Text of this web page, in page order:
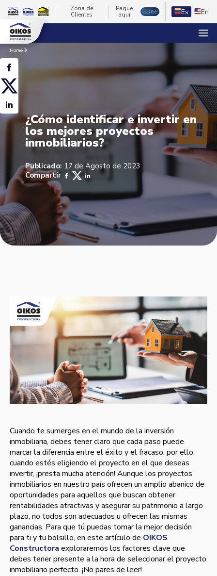
Zona de
Clientes
Pague
aquí
Es En
Home
¿Cómo identificar e invertir en
los mejores proyectos
inmobiliarios?
Publicado: 17 de Agosto de 2023
Compartir
Cuando te sumerges en el mundo de la inversión
inmobiliaria, debes tener claro que cada paso puede
marcar la diferencia entre el éxito y el fracaso; por ello,
cuando estés eligiendo el proyecto en el que deseas
invertir, ¡presta mucha atención! Aunque los proyectos
inmobiliarios en nuestro país ofrecen un amplio abanico de
oportunidades para aquellos que buscan obtener
rentabilidades atractivas y asegurar su patrimonio a largo
plazo, no todos son adecuados u ofrecen las mismas
ganancias. Para que tú puedas tomar la mejor decisión
para ti y tu bolsillo, en este artículo de OIKOS
Constructora exploraremos los factores clave que
debes tener presente a la hora de seleccionar el proyecto
inmobiliario perfecto. ¡No pares de leer!